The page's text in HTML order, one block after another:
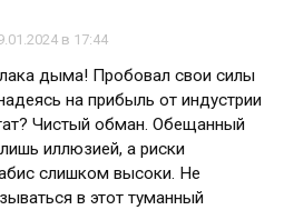
в 17:44
дыма! Пробовал свои силы
на прибыль от индустрии
Чистый обман. Обещанный
иллюзией, а риски
слишком высоки. Не
в этот туманный